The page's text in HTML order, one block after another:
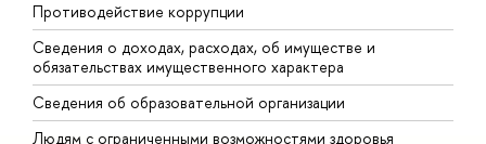
Противодействие коррупции
Сведения о доходах, расходах, об имуществе и
обязательствах имущественного характера
Сведения об образовательной организации
Людям с ограниченными возможностями здоровья